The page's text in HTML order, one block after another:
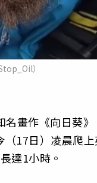
）
畫作《向日葵》
（17日）凌晨爬
達1小時。